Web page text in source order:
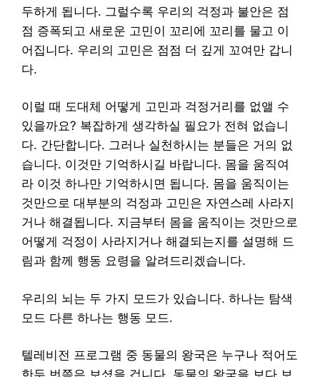
두하게 됩니다. 그럴수록 우리의 걱정과 불안은 점
점 증폭되고 새로운 고민이 꼬리에 꼬리를 물고 이
어집니다. 우리의 고민은 점점 더 깊게 꼬여만 갑니
다.
이럴 때 도대체 어떻게 고민과 걱정거리를 없앨 수
있을까요? 복잡하게 생각하실 필요가 전혀 없습니
다. 간단합니다. 그러나 실천하시는 분들은 거의 없
습니다. 이것만 기억하시길 바랍니다. 몸을 움직여
라 이것 하나만 기억하시면 됩니다. 몸을 움직이는
것만으로 대부분의 걱정과 고민은 자연스레 사라지
거나 해결됩니다. 지금부터 몸을 움직이는 것만으로
어떻게 걱정이 사라지거나 해결되는지를 설명해 드
림과 함께 행동 요령을 알려드리겠습니다.
우리의 뇌는 두 가지 모드가 있습니다. 하나는 탐색
모드 다른 하나는 행동 모드.
텔레비전 프로그램 중 동물의 왕국은 누구나 적어도